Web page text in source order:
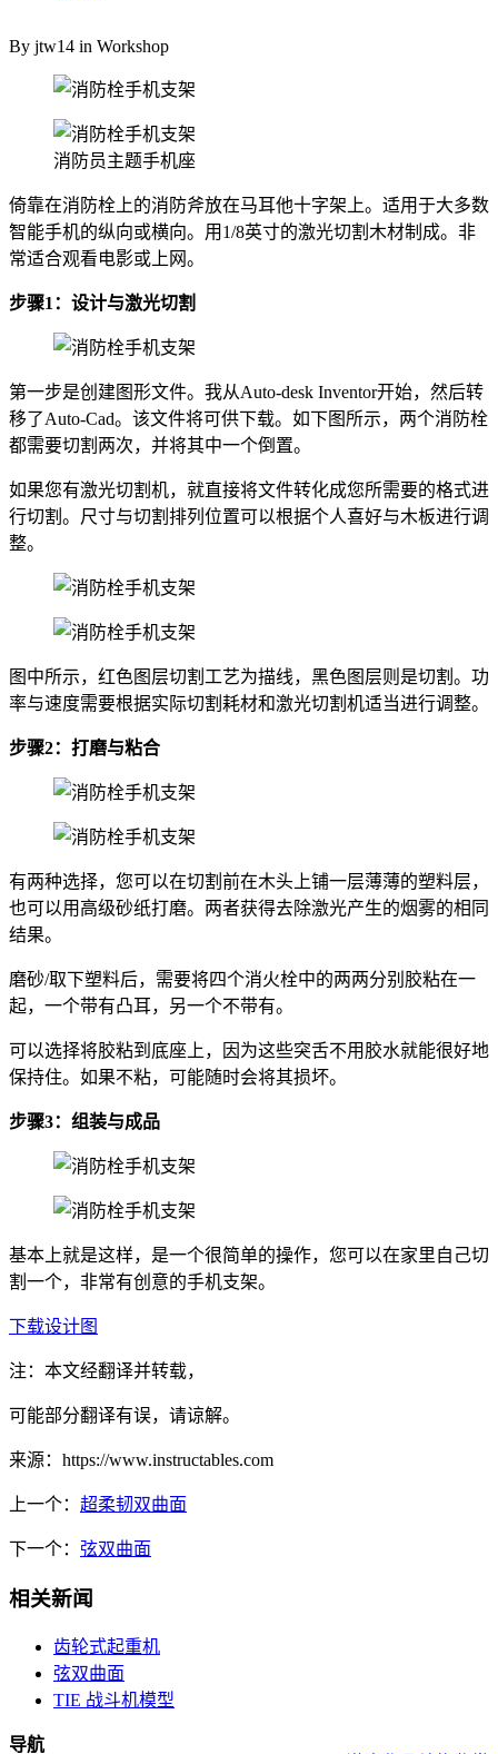
By jtw14 in Workshop
消防员主题手机座
倚靠在消防栓上的消防斧放在马耳他十字架上。适用于大多数
智能手机的纵向或横向。用1/8英寸的激光切割木材制成。非
常适合观看电影或上网。
步骤1：设计与激光切割
第一步是创建图形文件。我从Auto-desk Inventor开始，然后转
移了Auto-Cad。该文件将可供下载。如下图所示，两个消防栓
都需要切割两次，并将其中一个倒置。
如果您有激光切割机，就直接将文件转化成您所需要的格式进
行切割。尺寸与切割排列位置可以根据个人喜好与木板进行调
整。
图中所示，红色图层切割工艺为描线，黑色图层则是切割。功
率与速度需要根据实际切割耗材和激光切割机适当进行调整。
步骤2：打磨与粘合
有两种选择，您可以在切割前在木头上铺一层薄薄的塑料层，
也可以用高级砂纸打磨。两者获得去除激光产生的烟雾的相同
结果。
磨砂/取下塑料后，需要将四个消火栓中的两两分别胶粘在一
起，一个带有凸耳，另一个不带有。
可以选择将胶粘到底座上，因为这些突舌不用胶水就能很好地
保持住。如果不粘，可能随时会将其损坏。
步骤3：组装与成品
基本上就是这样，是一个很简单的操作，您可以在家里自己切
割一个，非常有创意的手机支架。
下载设计图
注：本文经翻译并转载，
可能部分翻译有误，请谅解。
来源：https://www.instructables.com
上一个： 超柔韧双曲面
下一个： 弦双曲面
相关新闻
齿轮式起重机
弦双曲面
TIE 战斗机模型
导航